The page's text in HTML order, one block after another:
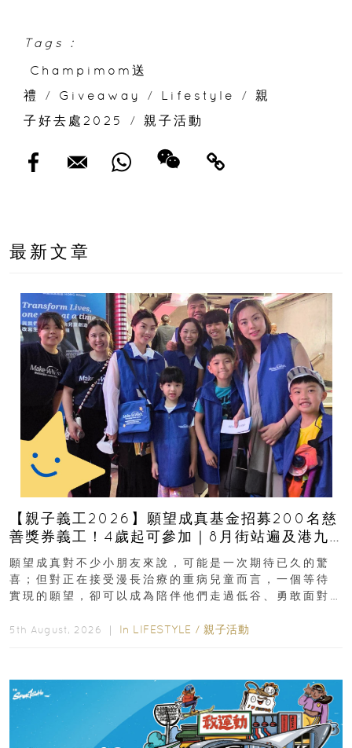
Tags :
Champimom送
禮
/ Giveaway / Lifestyle /
親
子好去處2025
/ 親子活動
最新文章
【親子義工2026】願望成真基金招募200名慈
善獎券義工！4歲起可參加｜8月街站遍及港九
新界
願望成真對不少小朋友來說，可能是一次期待已久的驚
喜；但對正在接受漫長治療的重病兒童而言，一個等待
實現的願望，卻可以成為陪伴他們走過低谷、勇敢面對
5th August, 2026 ｜ In LIFESTYLE / 親子活動